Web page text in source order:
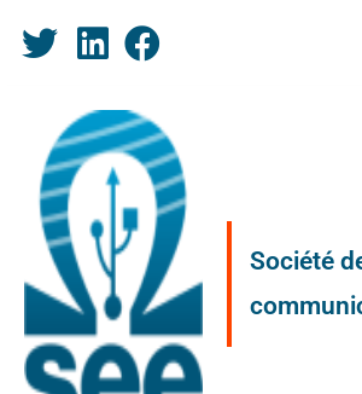
Société